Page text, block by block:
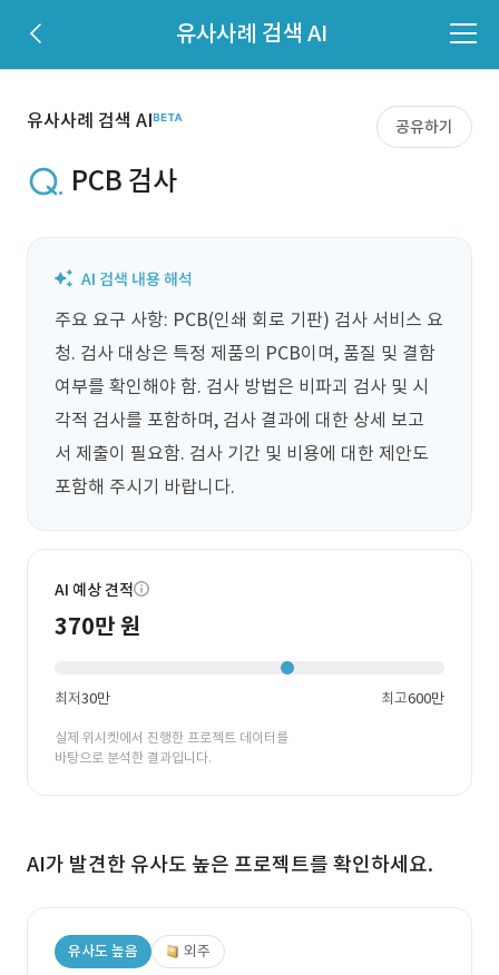
유사사례 검색 AI
유사사례 검색 AI 공유하기
PCB 검사
주요 요구 사항: PCB(인쇄 회로 기판) 검사 서비스 요
청. 검사 대상은 특정 제품의 PCB이며, 품질 및 결함
여부를 확인해야 함. 검사 방법은 비파괴 검사 및 시
각적 검사를 포함하며, 검사 결과에 대한 상세 보고
서 제출이 필요함. 검사 기간 및 비용에 대한 제안도
포함해 주시기 바랍니다.
AI 예상 견적
370만 원
최저30만 최고600만
실제 위시켓에서 진행한 프로젝트 데이터를
바탕으로 분석한 결과입니다.
AI가 발견한 유사도 높은 프로젝트를 확인하세요.
유사도 높음 외주